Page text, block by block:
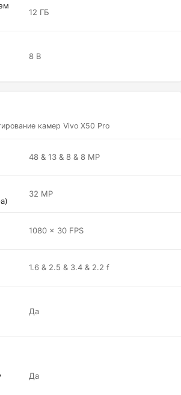
12 ГБ
8 В
камер Vivo X50 Pro
48 & 13 & 8 & 8 MP
32 MP
1080 x 30 FPS
1.6 & 2.5 & 3.4 & 2.2 f
Да
Да